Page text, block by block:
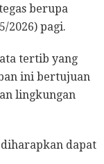
berupa
2026) pagi.
tertib yang
ini bertujuan
lingkungan
dapat